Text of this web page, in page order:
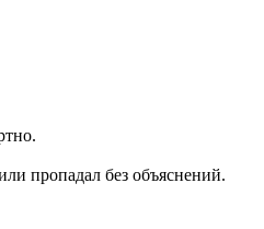
пропадал без объяснений.